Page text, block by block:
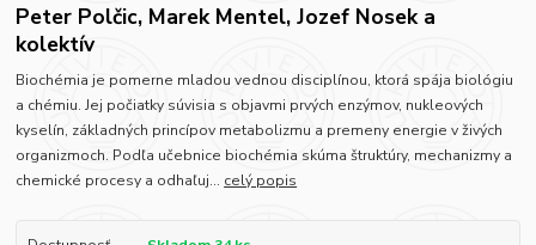
Peter Polčic, Marek Mentel, Jozef Nosek a
kolektív
Biochémia je pomerne mladou vednou disciplínou, ktorá spája biológiu
a chémiu. Jej počiatky súvisia s objavmi prvých enzýmov, nukleových
kyselín, základných princípov metabolizmu a premeny energie v živých
organizmoch. Podľa učebnice biochémia skúma štruktúry, mechanizmy a
chemické procesy a odhaľuj... celý popis